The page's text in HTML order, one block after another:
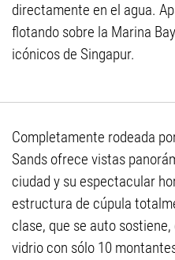
directamente en el agua.
flotando sobre la Marina
icónicos de Singapur.
Completamente rodeada
Sands ofrece vistas
ciudad y su espectacular
estructura de cúpula
clase, que se auto
vidrio con sólo 10